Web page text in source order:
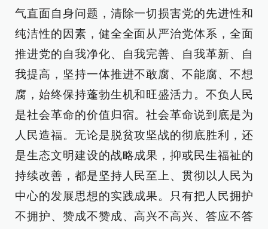
气直面自身问题，清除一切损害党的先进性和
纯洁性的因素，健全全面从严治党体系，全面
推进党的自我净化、自我完善、自我革新、自
我提高，坚持一体推进不敢腐、不能腐、不想
腐，始终保持蓬勃生机和旺盛活力。不负人民
是社会革命的价值归宿。社会革命说到底是为
人民造福。无论是脱贫攻坚战的彻底胜利，还
是生态文明建设的战略成果，抑或民生福祉的
持续改善，都是坚持人民至上、贯彻以人民为
中心的发展思想的实践成果。只有把人民拥护
不拥护、赞成不赞成、高兴不高兴、答应不答